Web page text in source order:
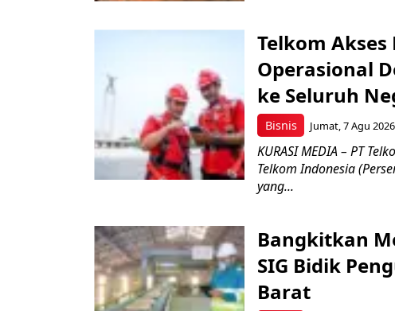
Bisnis
Telkom
Operasional
ke Seluruh
Jumat, 7 Agu
KURASI MEDIA – PT
Telkom Indonesia
yang...
Bangkitkan
SIG Bidik
Barat